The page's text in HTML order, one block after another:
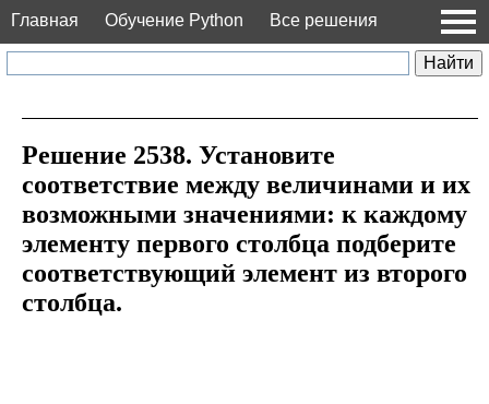
Главная Обучение Python Все решения
Решение 2538. Установите
соответствие между величинами и их
возможными значениями: к каждому
элементу первого столбца подберите
соответствующий элемент из второго
столбца.